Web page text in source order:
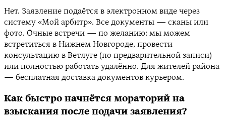
Нет. Заявление подаётся в электронном виде через
систему «Мой арбитр». Все документы — сканы или
фото. Очные встречи — по желанию: мы можем
встретиться в Нижнем Новгороде, провести
консультацию в Ветлуге (по предварительной записи)
или полностью работать удалённо. Для жителей района
— бесплатная доставка документов курьером.
Как быстро начнётся мораторий на
взыскания после подачи заявления?